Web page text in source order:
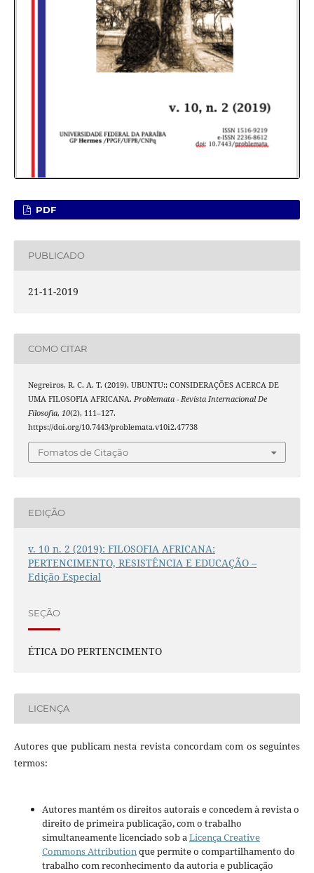
PDF
PUBLICADO
21-11-2019
COMO CITAR
Negreiros, R. C. A. T. (2019). UBUNTU:: CONSIDERAÇÕES ACERCA DE
UMA FILOSOFIA AFRICANA. Problemata - Revista Internacional De
Filosofia, 10(2), 111–127.
https://doi.org/10.7443/problemata.v10i2.47738
Fomatos de Citação
EDIÇÃO
v. 10 n. 2 (2019): FILOSOFIA AFRICANA:
PERTENCIMENTO, RESISTÊNCIA E EDUCAÇÃO –
Edição Especial
SEÇÃO
ÉTICA DO PERTENCIMENTO
LICENÇA
Autores que publicam nesta revista concordam com os seguintes
termos:
Autores mantém os direitos autorais e concedem à revista o
direito de primeira publicação, com o trabalho
simultaneamente licenciado sob aLicença Creative
Commons Attributionque permite o compartilhamento do
trabalho com reconhecimento da autoria e publicação